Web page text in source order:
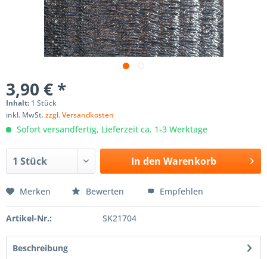
3,90 € *
Inhalt: 1 Stück
inkl. MwSt.zzgl. Versandkosten
Sofort versandfertig, Lieferzeit ca. 1-3 Werktage
In den Warenkorb
Merken Bewerten Empfehlen
Artikel-Nr.: SK21704
Beschreibung